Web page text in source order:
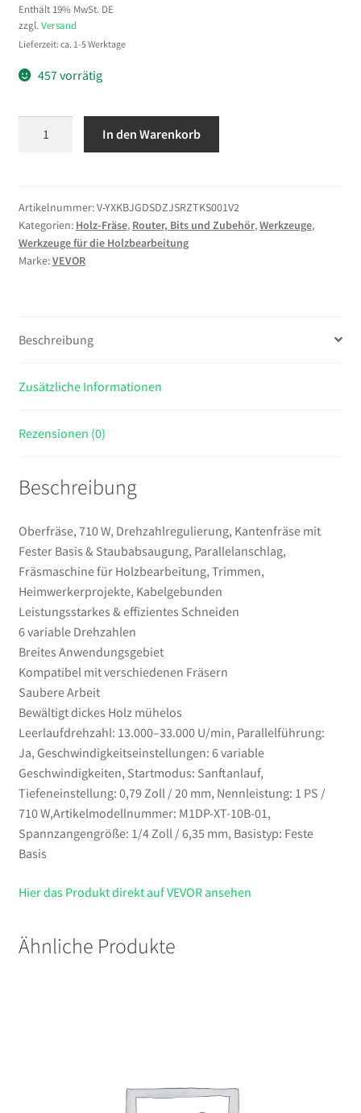
Enthält 19% MwSt. DE
zzgl. Versand
Lieferzeit: ca. 1-5 Werktage
457 vorrätig
Drehzahlregulierung,
Kantenfräse
mit
Fester
Parallelanschlag,
für
Trimmen,
Menge
In den Warenkorb
Artikelnummer:V-YXKBJGDSDZJSRZTKS001V2
Kategorien: Holz-Fräse, Router, Bits und Zubehör,Werkzeuge,
Werkzeuge für die Holzbearbeitung
Marke:VEVOR
Beschreibung
Zusätzliche Informationen
Rezensionen (0)
Beschreibung
Oberfräse, 710 W, Drehzahlregulierung, Kantenfräse mit
Fester Basis & Staubabsaugung, Parallelanschlag,
Fräsmaschine für Holzbearbeitung, Trimmen,
Heimwerkerprojekte, Kabelgebunden
Leistungsstarkes & effizientes Schneiden
6 variable Drehzahlen
Breites Anwendungsgebiet
Kompatibel mit verschiedenen Fräsern
Saubere Arbeit
Bewältigt dickes Holz mühelos
Leerlaufdrehzahl: 13.000–33.000 U/min, Parallelführung:
Ja, Geschwindigkeitseinstellungen: 6 variable
Geschwindigkeiten, Startmodus: Sanftanlauf,
Tiefeneinstellung: 0,79 Zoll / 20 mm, Nennleistung: 1 PS /
710 W,Artikelmodellnummer: M1DP-XT-10B-01,
Spannzangengröße: 1/4 Zoll / 6,35 mm, Basistyp: Feste
Basis
Hier das Produkt direkt auf VEVOR ansehen
Ähnliche Produkte